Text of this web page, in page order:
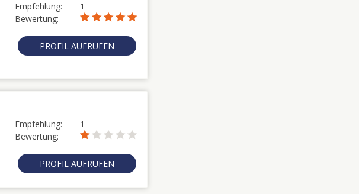
Empfehlung:
1
Bewertung:
PROFIL AUFRUFEN
Empfehlung:
1
Bewertung:
PROFIL AUFRUFEN